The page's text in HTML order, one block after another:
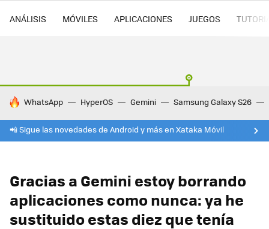
ANÁLISIS MÓVILES APLICACIONES JUEGOS
HOY SE HABLA DE
WhatsApp HyperOS Gemini Samsung Galaxy S26
📲 Sigue las novedades de Android y más en Xataka Móvil
Gracias a Gemini estoy borrando
aplicaciones como nunca: ya he
sustituido estas diez que tenía